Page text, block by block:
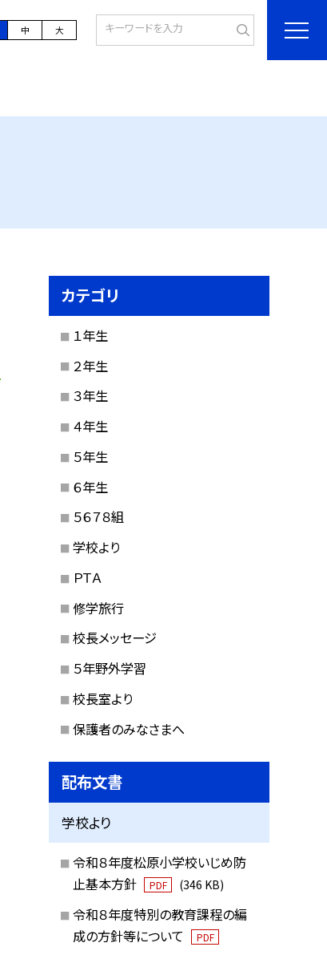
中 大
カテゴリ
１年生
２年生
３年生
４年生
５年生
６年生
５６７８組
学校より
ＰＴＡ
修学旅行
校長メッセージ
５年野外学習
校長室より
保護者のみなさまへ
配布文書
学校より
令和８年度松原小学校いじめ防
止基本方針
PDF (346 KB)
令和８年度特別の教育課程の編
成の方針等について
PDF